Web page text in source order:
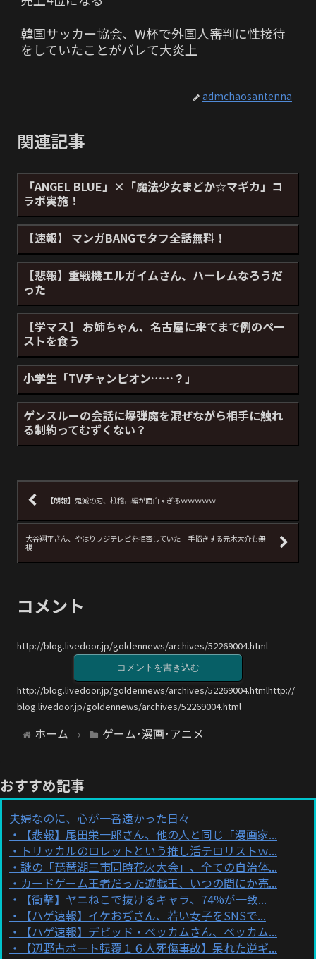
韓国サッカー協会、W杯で外国人審判に性接待
をしていたことがバレて大炎上
admchaosantenna
関連記事
「ANGEL BLUE」×「魔法少女まどか☆マギカ」コ
ラボ実施！
【速報】 マンガBANGでタフ全話無料！
【悲報】重戦機エルガイムさん、ハーレムなろうだ
った
【学マス】 お姉ちゃん、名古屋に来てまで例のペー
ストを食う
小学生「TVチャンピオン……？」
ゲンスルーの会話に爆弾魔を混ぜながら相手に触れ
る制約ってむずくない？
【朗報】鬼滅の刃、柱稽古編が面白すぎるｗｗｗｗｗ
大谷翔平さん、やはりフジテレビを拒否していた 手招きする元木大介も無
視
コメント
http://blog.livedoor.jp/goldennews/archives/52269004.html
コメントを書き込む
http://blog.livedoor.jp/goldennews/archives/52269004.htmlhttp://
blog.livedoor.jp/goldennews/archives/52269004.html
ホーム ゲーム･漫画･アニメ
おすすめ記事
夫婦なのに、心が一番遠かった日々
【悲報】尾田栄一郎さん、他の人と同じ「漫画家...
トリッカルのロレットという推し活テロリストｗ...
謎の「琵琶湖三市同時花火大会」、全ての自治体...
カードゲーム王者だった遊戯王、いつの間にか売...
【衝撃】ヤニねこで抜けるキャラ、74%が一致...
【ハゲ速報】イケおぢさん、若い女子をSNSで...
【ハゲ速報】デビッド・ベッカムさん、ベッカム...
【辺野古ボート転覆１６人死傷事故】呆れた逆ギ...